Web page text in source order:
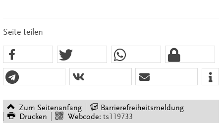
Seite teilen
Zum Seitenanfang
Barrierefreiheitsmeldung
Drucken
Webcode: ts119733